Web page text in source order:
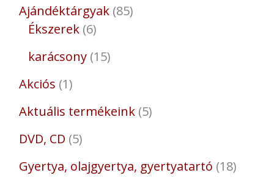
Ajándéktárgyak 85
Ékszerek 6
karácsony 15
Akciós 1
Aktuális termékeink 5
DVD, CD 5
Gyertya, olajgyertya, gyertyatartó 18